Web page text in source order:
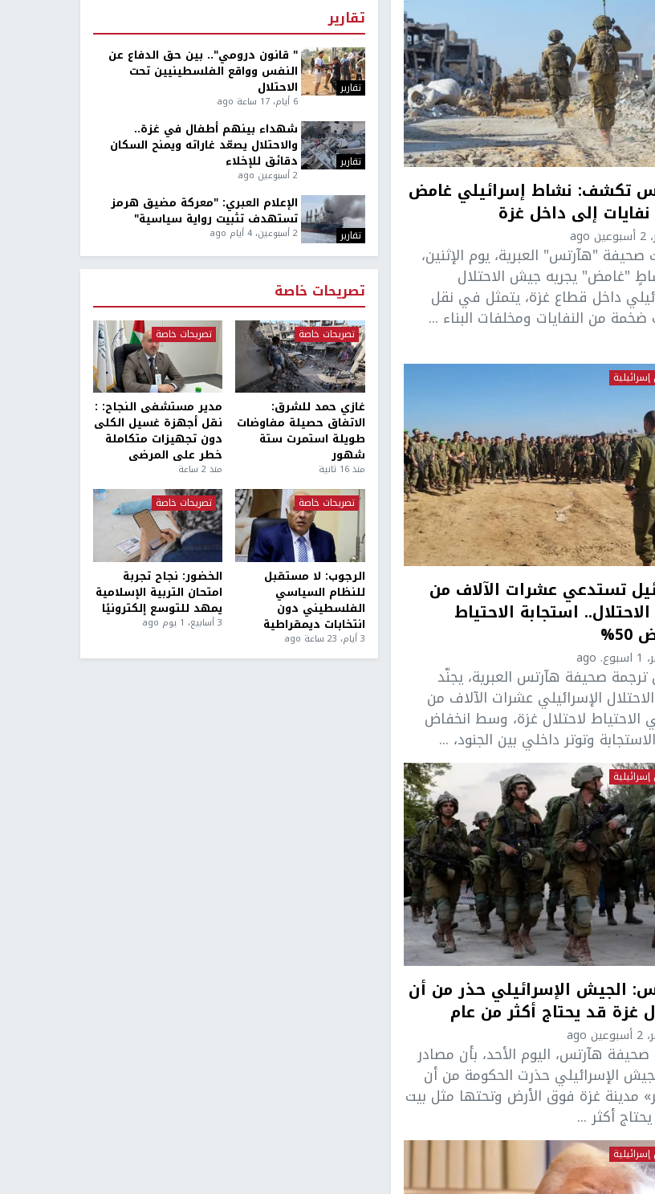
تكشف: نشاط إسرائيلي غامض
إلى داخل غزة
"هآرتس" العبرية، يوم الإثنين،
"غامض" يجريه جيش الاحتلال
داخل قطاع غزة، يتمثل في نقل
من النفايات ومخلفات البناء ...
تستدعي عشرات الآلاف من
استجابة الاحتياط
صحيفة هآرتس العبرية، يجنّد
الإسرائيلي عشرات الآلاف من
الاحتياط لاحتلال غزة، وسط انخفاض
وتوتر داخلي بين الجنود، ...
الجيش الإسرائيلي حذر من أن
غزة قد يحتاج أكثر من عام
هآرتس، اليوم الأحد، بأن مصادر
الإسرائيلي حذرت الحكومة من أن
مدينة غزة فوق الأرض وتحتها مثل بيت
أكثر ...
تقارير
تقارير
" قانون درومي".. بين حق الدفاع عن
النفس وواقع الفلسطينيين تحت
الاحتلال
6 أيام، 17 ساعة ago
تقارير
شهداء بينهم أطفال في غزة..
والاحتلال يصعّد غاراته ويمنح السكان
دقائق للإخلاء
2 أسبوعين ago
تقارير
الإعلام العبري: "معركة مضيق هرمز
تستهدف تثبيت رواية سياسية"
2 أسبوعين، 4 أيام ago
تصريحات خاصة
تصريحات خاصة
غازي حمد للشرق:
الاتفاق حصيلة مفاوضات
طويلة استمرت ستة
شهور
منذ 16 ثانية
تصريحات خاصة
مدير مستشفى النجاح: :
نقل أجهزة غسيل الكلى
دون تجهيزات متكاملة
خطر على المرضى
منذ 2 ساعة
تصريحات خاصة
الرجوب: لا مستقبل
للنظام السياسي
الفلسطيني دون
انتخابات ديمقراطية
3 أيام، 23 ساعة ago
تصريحات خاصة
الخضور: نجاح تجربة
امتحان التربية الإسلامية
يمهد للتوسع إلكترونيًا
3 أسابيع، 1 يوم ago